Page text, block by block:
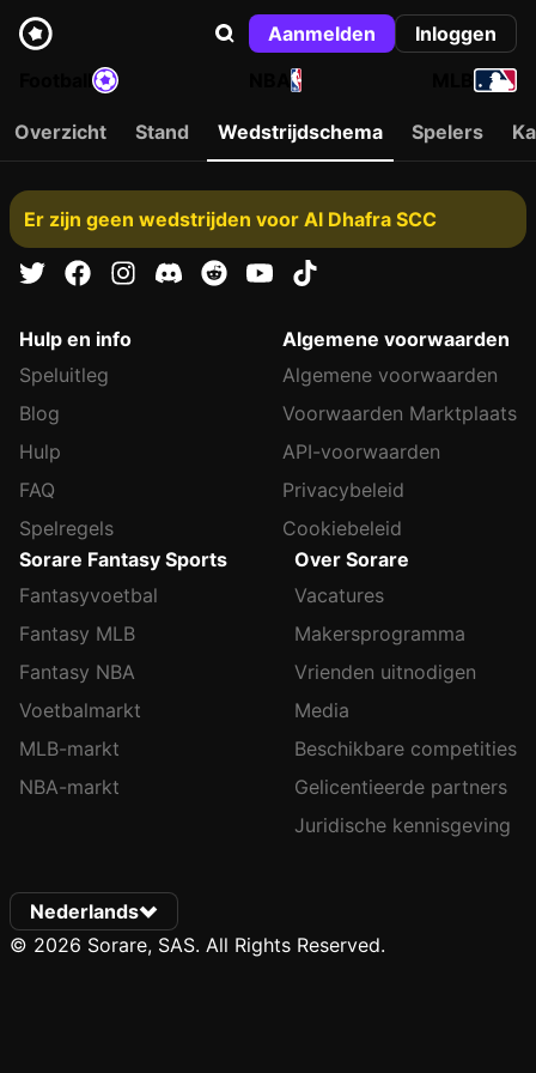
Aanmelden
Inloggen
NBA
Overzicht Stand Wedstrijdschema Spelers
Er zijn geen wedstrijden voor Al Dhafra SCC
Hulp en info
Speluitleg
Blog
Hulp
FAQ
Spelregels
Algemene voorwaarden
Algemene voorwaarden
Voorwaarden Marktplaats
API-voorwaarden
Privacybeleid
Cookiebeleid
Sorare Fantasy Sports
Fantasyvoetbal
Fantasy MLB
Fantasy NBA
Voetbalmarkt
MLB-markt
NBA-markt
Over Sorare
Vacatures
Makersprogramma
Vrienden uitnodigen
Media
Beschikbare competities
Gelicentieerde partners
Juridische kennisgeving
Nederlands
© 2026 Sorare, SAS. All Rights Reserved.